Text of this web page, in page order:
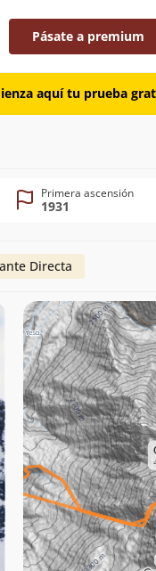
Pásate a premium
aquí tu prueba
Primera ascensión
1931
Directa